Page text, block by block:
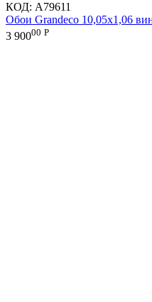
КОД: A79611
Обои Grandeco 10,05х1,06
3 90000 Р